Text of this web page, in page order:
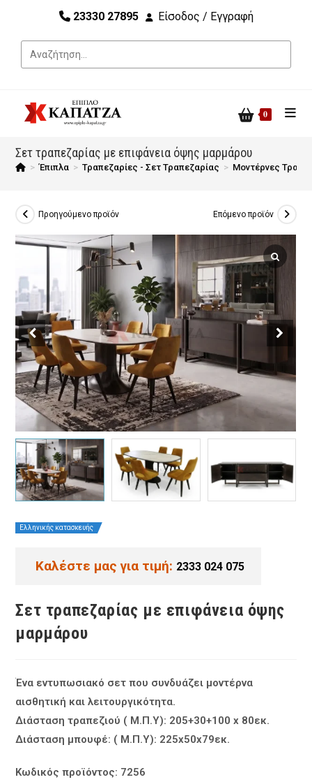
23330 27895 Είσοδος / Εγγραφή
0
Σετ τραπεζαρίας με επιφάνεια όψης μαρμάρου
> Έπιπλα > Τραπεζαρίες - Σετ Τραπεζαρίας > Μοντέρνες
Προηγούμενο προϊόν Επόμενο προϊόν
Ελληνικής κατασκευής
Καλέστε μας για τιμή: 2333 024 075
Σετ τραπεζαρίας με επιφάνεια όψης
μαρμάρου
Ένα εντυπωσιακό σετ που συνδυάζει μοντέρνα
αισθητική και λειτουργικότητα.
Διάσταση τραπεζιού ( Μ.Π.Υ): 205+30+100 x 80εκ.
Διάσταση μπουφέ: ( Μ.Π.Υ): 225x50x79εκ.
Κωδικός προϊόντος: 7256